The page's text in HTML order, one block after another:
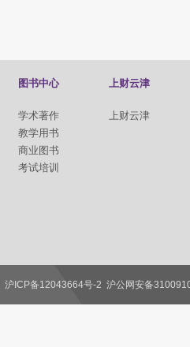
图书中心
学术著作
教学用书
商业图书
考试培训
上财云津
上财云津
沪ICP备12043664号-2 沪公网安备